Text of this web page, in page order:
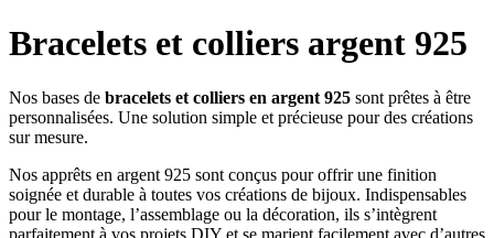
Bracelets et colliers argent 925
Nos bases de bracelets et colliers en argent 925 sont prêtes à être
personnalisées. Une solution simple et précieuse pour des créations
sur mesure.
Nos apprêts en argent 925 sont conçus pour offrir une finition
soignée et durable à toutes vos créations de bijoux. Indispensables
pour le montage, l’assemblage ou la décoration, ils s’intègrent
parfaitement à vos projets DIY et se marient facilement avec d’autres